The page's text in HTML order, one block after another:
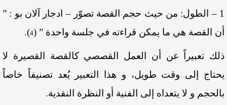
1 – الطول: من حيث حجم القصة تصوّر – ادجار آلان بو : ”
أن القصة هي ما يمكن قراءته في جلسة واحدة ” (
4
)
.
ذلك تعبيراً عن أن العمل القصصي كالقصة القصيرة لا
يحتاج إلى وقت طويل، و هذا التعبير يُعد تصنيفاً خاصاً
بالحجم و لا يتعداه إلى الفنية أو النظرة النقدية.